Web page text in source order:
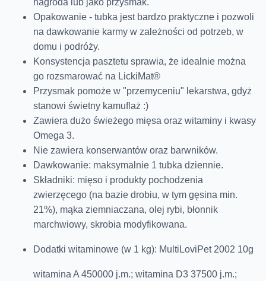
Opakowanie - tubka jest bardzo praktyczne i pozwoli
na dawkowanie karmy w zależności od potrzeb, w
domu i podróży.
Konsystencja pasztetu sprawia, że idealnie można
go rozsmarować na LickiMat®
Przysmak pomoże w "przemyceniu" lekarstwa, gdyż
stanowi świetny kamuflaż :)
Zawiera dużo świeżego mięsa oraz witaminy i kwasy
Omega 3.
Nie zawiera konserwantów oraz barwników.
Dawkowanie: maksymalnie 1 tubka dziennie.
Składniki: mięso i produkty pochodzenia
zwierzęcego (na bazie drobiu, w tym gęsina min.
21%), mąka ziemniaczana, olej rybi, błonnik
marchwiowy, skrobia modyfikowana.
Dodatki witaminowe (w 1 kg): MultiLoviPet 2002 10g
witamina A 450000 j.m.; witamina D3 37500 j.m.;